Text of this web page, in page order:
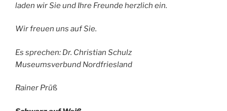
laden wir Sie und Ihre Freunde herzlich ein.
Wir freuen uns auf Sie.
Es sprechen: Dr. Christian Schulz
Museumsverbund Nordfriesland
Rainer Prüß